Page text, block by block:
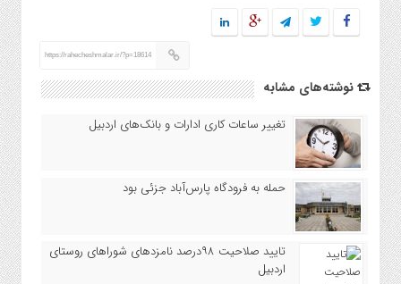
https://rahecheshmalar.ir/?p=18614
نوشته‌های مشابه
تغییر ساعات کاری ادارات و بانک‌های اردبیل
حمله به فرودگاه پارس‌‌آباد جزئی بود
تایید صلاحیت ۹۸درصد نامزدهای شوراهای روستای
اردبیل